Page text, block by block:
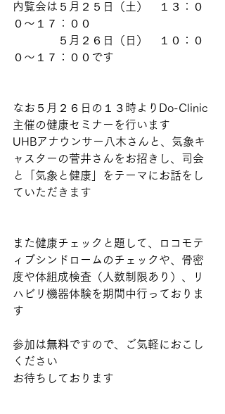
内覧会は５月２５日（土）　１３：０
０〜１７：００
５月２６日（日）　１０：０
０〜１７：００です
なお５月２６日の１３時よりDo-Clinic
主催の健康セミナーを行います
UHBアナウンサー八木さんと、気象キ
ャスターの菅井さんをお招きし、司会
と「気象と健康」をテーマにお話をし
ていただきます
また健康チェックと題して、ロコモテ
ィブシンドロームのチェックや、骨密
度や体組成検査（人数制限あり）、リ
ハビリ機器体験を期間中行っておりま
す
参加は無料ですので、ご気軽におこし
ください
お待ちしております